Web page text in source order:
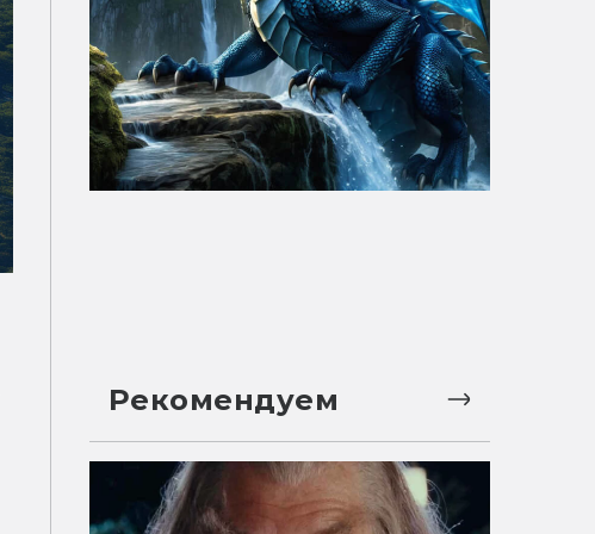
Рекомендуем